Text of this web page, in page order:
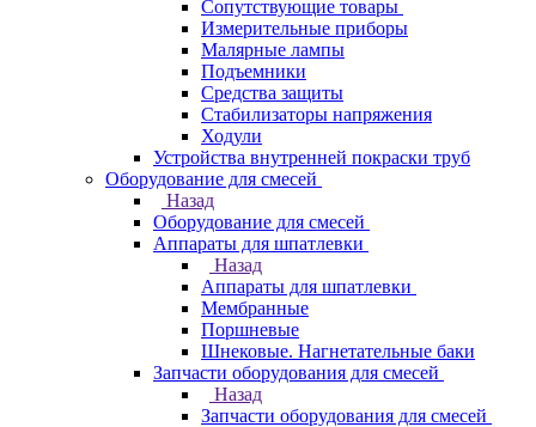
Сопутствующие товары
Измерительные приборы
Малярные лампы
Подъемники
Средства защиты
Стабилизаторы напряжения
Ходули
Устройства внутренней покраски труб
Оборудование для смесей
Назад
Оборудование для смесей
Аппараты для шпатлевки
Назад
Аппараты для шпатлевки
Мембранные
Поршневые
Шнековые. Нагнетательные баки
Запчасти оборудования для смесей
Назад
Запчасти оборудования для смесей